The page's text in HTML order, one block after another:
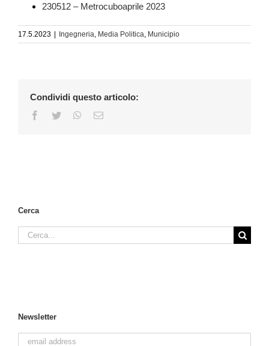
230512 – Metrocuboaprile 2023
17.5.2023 | Ingegneria Media Politica Municipio
Condividi questo articolo:
Facebook
Twitter WhatsApp
Email
Cerca
Cerca
per:
Newsletter